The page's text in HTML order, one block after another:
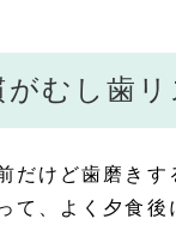
むし歯
だけど歯磨き
て、よく夕食後